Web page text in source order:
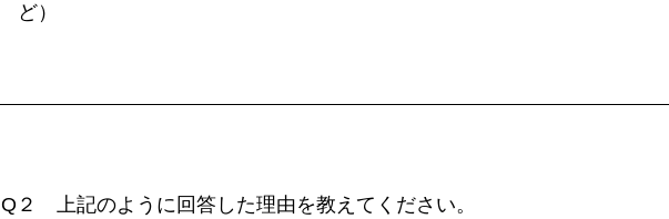
ど）
Q２　上記のように回答した理由を教えてください。